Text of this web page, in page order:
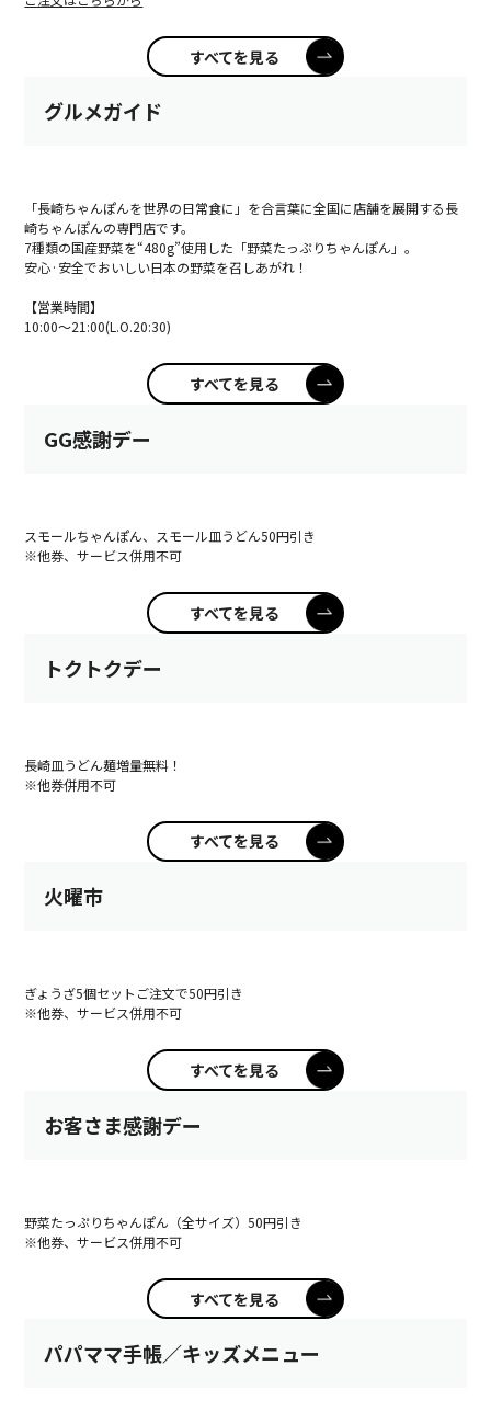
すべてを見る
グルメガイド
「長崎ちゃんぽんを世界の日常食に」を合言葉に全国に店舗を展開する長
崎ちゃんぽんの専門店です。
7種類の国産野菜を“480g”使用した「野菜たっぷりちゃんぽん」。
安心·安全でおいしい日本の野菜を召しあがれ！
【営業時間】
10:00～21:00(L.O.20:30)
すべてを見る
GG感謝デー
スモールちゃんぽん、スモール皿うどん50円引き
※他券、サービス併用不可
すべてを見る
トクトクデー
長崎皿うどん麺増量無料！
※他券併用不可
すべてを見る
火曜市
ぎょうざ5個セットご注文で50円引き
※他券、サービス併用不可
すべてを見る
お客さま感謝デー
野菜たっぷりちゃんぽん（全サイズ）50円引き
※他券、サービス併用不可
すべてを見る
パパママ手帳／キッズメニュー